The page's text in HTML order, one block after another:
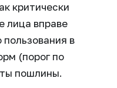
критически
лица вправе
пользования в
(порог по
пошлины.